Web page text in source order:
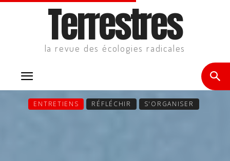
Terrestres
la revue des écologies radicales
ENTRETIENS RÉFLÉCHIR S'ORGANISER